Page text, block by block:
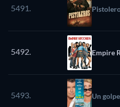
5491.
5492. Empire
5493. Un